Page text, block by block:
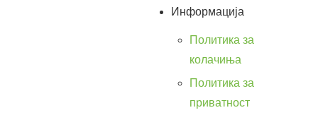
Информација
Политика за
колачиња
Политика за
приватност